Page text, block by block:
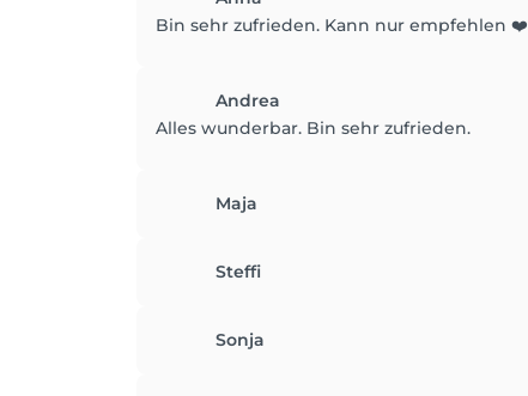
Bin sehr zufrieden. Kann nur empfehlen ❤️
Andrea
Alles wunderbar. Bin sehr zufrieden.
Maja
Steffi
Sonja